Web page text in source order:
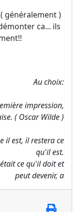
généralement )
ca... ils
Au choix:
impression,
( Oscar Wilde )
il est, il restera ce
qu'il est.
ce qu'il doit et
peut devenir, a